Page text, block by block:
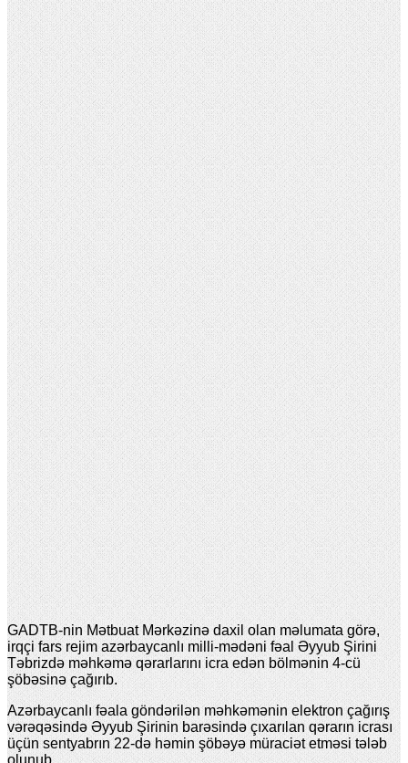
GADTB-nin Mətbuat Mərkəzinə daxil olan məlumata görə,
irqçi fars rejim azərbaycanlı milli-mədəni fəal Əyyub Şirini
Təbrizdə məhkəmə qərarlarını icra edən bölmənin 4-cü
şöbəsinə çağırıb.
Azərbaycanlı fəala göndərilən məhkəmənin elektron çağırış
vərəqəsində Əyyub Şirinin barəsində çıxarılan qərarın icrası
üçün sentyabrın 22-də həmin şöbəyə müraciət etməsi tələb
olunub.